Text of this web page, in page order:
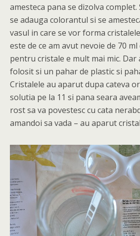
amesteca pana se dizolva
se adauga colorantul si se
vasul in care se vor forma
este de ce am avut nevoie de 70 ml
pentru cristale e mult mai mic. Dar
folosit si un pahar de plastic si
Cristalele au aparut dupa cateva
solutia pe la 11 si pana seara
rost sa va povestesc cu cata
amandoi sa vada – au aparut